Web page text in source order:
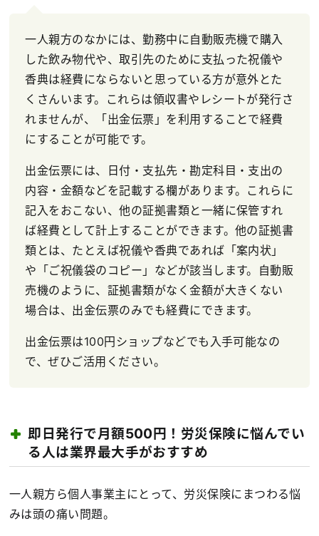
一人親方のなかには、勤務中に自動販売機で購入
した飲み物代や、取引先のために支払った祝儀や
香典は経費にならないと思っている方が意外とた
くさんいます。これらは領収書やレシートが発行さ
れませんが、「出金伝票」を利用することで経費
にすることが可能です。
出金伝票には、日付・支払先・勘定科目・支出の
内容・金額などを記載する欄があります。これらに
記入をおこない、他の証拠書類と一緒に保管すれ
ば経費として計上することができます。他の証拠書
類とは、たとえば祝儀や香典であれば「案内状」
や「ご祝儀袋のコピー」などが該当します。自動販
売機のように、証拠書類がなく金額が大きくない
場合は、出金伝票のみでも経費にできます。
出金伝票は100円ショップなどでも入手可能なの
で、ぜひご活用ください。
即日発行で月額500円！労災保険に悩んでい
る人は業界最大手がおすすめ
一人親方ら個人事業主にとって、労災保険にまつわる悩
みは頭の痛い問題。